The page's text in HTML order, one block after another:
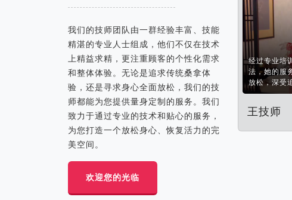
我们的技师团队由一群经验丰富、技能
精湛的专业人士组成，他们不仅在技术
上精益求精，更注重顾客的个性化需求
和整体体验。无论是追求传统桑拿体
验，还是寻求身心全面放松，我们的技
师都能为您提供量身定制的服务。我们
致力于通过专业的技术和贴心的服务，
为您打造一个放松身心、恢复活力的完
美空间。
欢迎您的光临
经过专业培
法，她的服
放松，深受
王技师